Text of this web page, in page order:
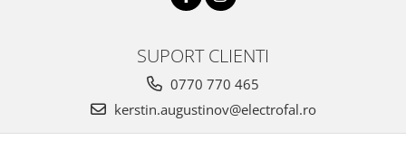
SUPORT CLIENTI
0770 770 465
kerstin.augustinov@electrofal.ro